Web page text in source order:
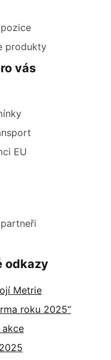
produkty
vás
EU
odkazy
Metrie
roku 2025“